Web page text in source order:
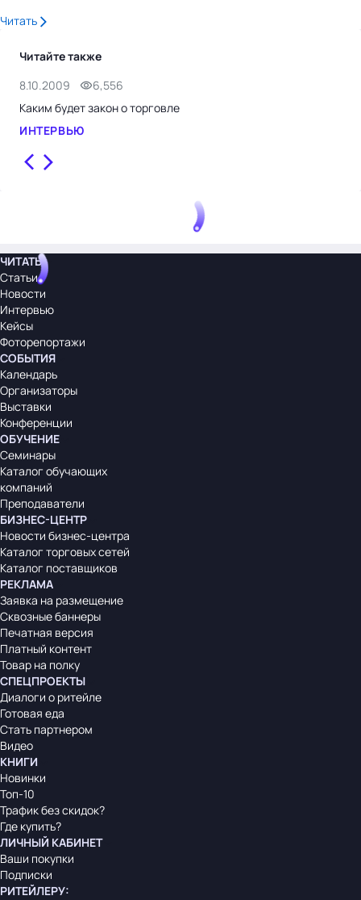
Читать
Читайте также
8.10.2009
6,556
Каким будет закон о торговле
ИНТЕРВЬЮ
ЧИТАТЬ
Статьи
Новости
Интервью
Кейсы
Фоторепортажи
СОБЫТИЯ
Календарь
Организаторы
Выставки
Конференции
ОБУЧЕНИЕ
Семинары
Каталог обучающих
компаний
Преподаватели
БИЗНЕС-ЦЕНТР
Новости бизнес-центра
Каталог торговых сетей
Каталог поставщиков
РЕКЛАМА
Заявка на размещение
Сквозные баннеры
Печатная версия
Платный контент
Товар на полку
СПЕЦПРОЕКТЫ
Диалоги о ритейле
Готовая еда
Стать партнером
Видео
КНИГИ
Новинки
Топ-10
Трафик без скидок?
Где купить?
ЛИЧНЫЙ КАБИНЕТ
Ваши покупки
Подписки
РИТЕЙЛЕРУ: